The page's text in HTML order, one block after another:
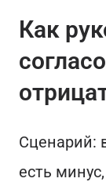
Как
Сценарий:
есть